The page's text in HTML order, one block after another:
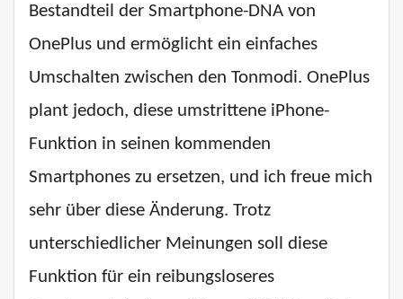
Bestandteil der Smartphone-DNA von
OnePlus und ermöglicht ein einfaches
Umschalten zwischen den Tonmodi. OnePlus
plant jedoch, diese umstrittene iPhone-
Funktion in seinen kommenden
Smartphones zu ersetzen, und ich freue mich
sehr über diese Änderung. Trotz
unterschiedlicher Meinungen soll diese
Funktion für ein reibungsloseres